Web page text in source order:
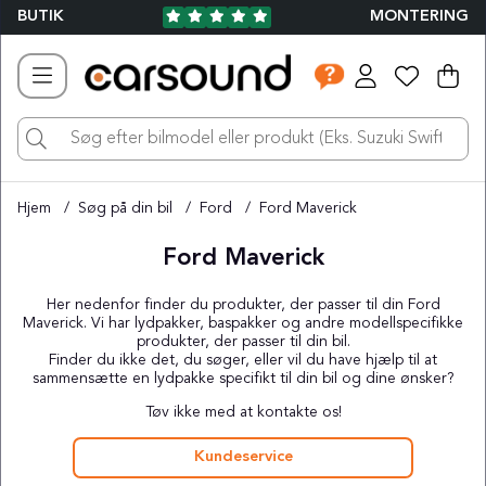
BUTIK MONTERING
.
Hjem Søg på din bil Ford Ford Maverick
Ford Maverick
Her nedenfor finder du produkter, der passer til din Ford
Maverick. Vi har lydpakker, baspakker og andre modellspecifikke
produkter, der passer til din bil.
Finder du ikke det, du søger, eller vil du have hjælp til at
sammensætte en lydpakke specifikt til din bil og dine ønsker?
Tøv ikke med at kontakte os!
Kundeservice